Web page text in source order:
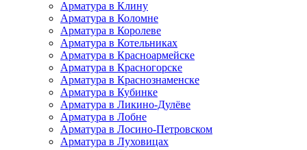
Арматура в Клину
Арматура в Коломне
Арматура в Королеве
Арматура в Котельниках
Арматура в Красноармейске
Арматура в Красногорске
Арматура в Краснознаменске
Арматура в Кубинке
Арматура в Ликино-Дулёве
Арматура в Лобне
Арматура в Лосино-Петровском
Арматура в Луховицах